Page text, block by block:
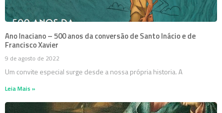
Ano Inaciano – 500 anos da conversão de Santo Inácio e de
Francisco Xavier
9 de agosto de 2022
Um convite especial surge desde a nossa própria historia. A
Leia Mais »